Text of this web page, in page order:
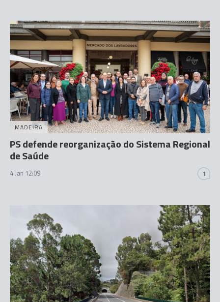
MADEIRA
PS defende reorganização do Sistema Regional
de Saúde
4 Jan 12:09 1